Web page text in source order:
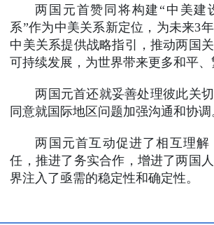
两国元首赞同将构建“中美建
系”作为中美关系新定位，为未来3
中美关系提供战略指引，推动两国关
可持续发展，为世界带来更多和平、
两国元首还就妥善处理彼此关
同意就国际地区问题加强沟通和协调
两国元首互动促进了相互理解
任，推进了务实合作，增进了两国
界注入了亟需的稳定性和确定性。